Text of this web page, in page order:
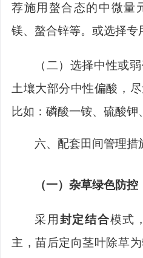
荐施用螯合态的中微量
镁、螯合锌等。或选择专
（二）选择中性或
土壤大部分中性偏酸，
比如：磷酸一铵、硫酸钾
六、 配套田间管理措
（一） 杂草绿色防控
采用 封定结合模式
主，苗后定向茎叶除草